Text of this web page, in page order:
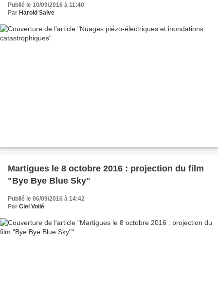
Publié le 10/09/2016 à 11:40
Par Harold Saive
Martigues le 8 octobre 2016 : projection du film
"Bye Bye Blue Sky"
Publié le 06/09/2016 à 14:42
Par Ciel Voilé